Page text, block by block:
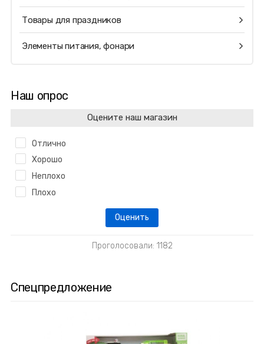
Товары для праздников
Элементы питания, фонари
Наш опрос
Оцените наш магазин
Отлично
Хорошо
Неплохо
Плохо
Проголосовали: 1182
Спецпредложение